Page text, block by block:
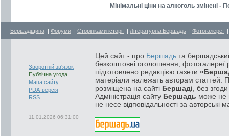
Мінімальні ціни на алкоголь змінені
Бершадщина | Форуми | Сторінками історії | Літературна Бершадь | Фотогалереї
Зворотній зв'язок
Публічна угода
Мапа сайту
PDA-версія
RSS
11.01.2026 06:31:00
Цей сайт - про Бершадь та
безкоштовні оголошення, фотогалереї
підготовлено редакцією газети
матеріали належать авторам статтей.
розміщена на сайті Бершаді , без
Адміністрація сайту Бершадь може не
не несе відповідальності за авторські